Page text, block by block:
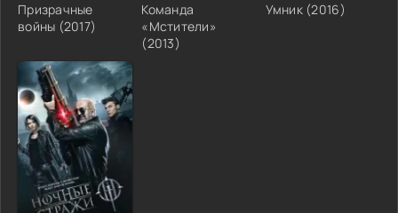
Призрачные
войны (2017)
Команда
«Мстители»
(2013)
Умник (2016)